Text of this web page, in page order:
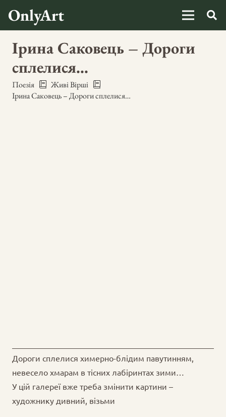
OnlyArt
Ірина Саковець – Дороги
сплелися…
Поезія
Живі Вірші
Ірина Саковець – Дороги сплелися…
Дороги сплелися химерно-блідим павутинням,
невесело хмарам в тісних лабіринтах зими…
У цій галереї вже треба змінити картини –
художнику дивний, візьми